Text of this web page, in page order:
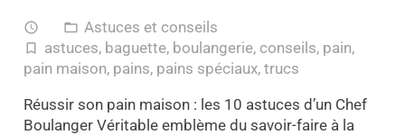
access_time folder_open Astuces et conseils
turned_in_not astuces, baguette, boulangerie, conseils, pain,
pain maison, pains, pains spéciaux, trucs
Réussir son pain maison : les 10 astuces d’un Chef
Boulanger Véritable emblème du savoir-faire à la